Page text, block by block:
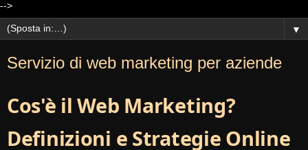
-->
▼
Servizio di web marketing per aziende
Cos'è il Web Marketing?
Definizioni e Strategie Online